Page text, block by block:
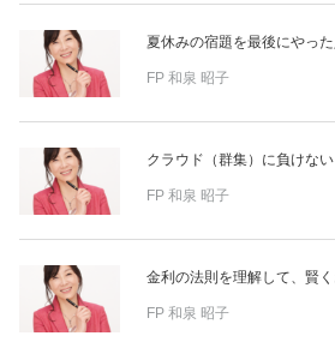
夏休みの宿題を最後にやっ
FP 和泉 昭子
クラウド（群集）に負けない
FP 和泉 昭子
金利の法則を理解して、賢
FP 和泉 昭子